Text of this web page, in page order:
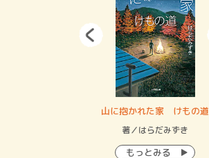
山に抱かれた家 けもの道
著／はらだみずき
もっとみる